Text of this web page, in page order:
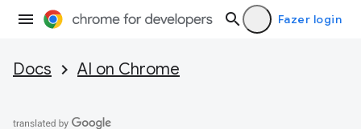
Fazer login
Docs AI on Chrome